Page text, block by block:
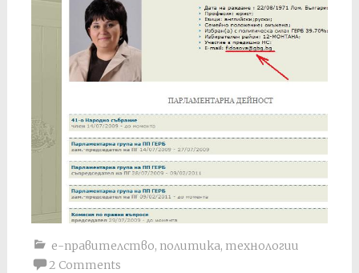
е-правителство, политика, технологии
2 Comments